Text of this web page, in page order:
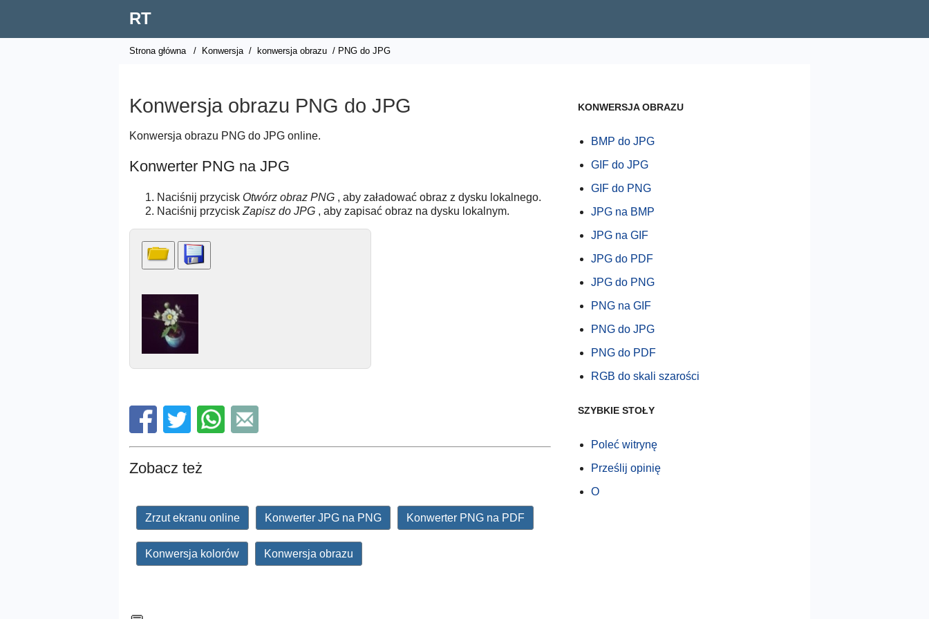
RT
Strona główna / Konwersja / konwersja obrazu / PNG do JPG
Konwersja obrazu PNG do JPG
Konwersja obrazu PNG do JPG online.
Konwerter PNG na JPG
Naciśnij przycisk Otwórz obraz PNG , aby załadować obraz z dysku lokalnego.
Naciśnij przycisk Zapisz do JPG , aby zapisać obraz na dysku lokalnym.
Zobacz też
Zrzut ekranu online Konwerter JPG na PNG Konwerter PNG na PDF
Konwersja kolorów Konwersja obrazu
KONWERSJA OBRAZU
BMP do JPG
GIF do JPG
GIF do PNG
JPG na BMP
JPG na GIF
JPG do PDF
JPG do PNG
PNG na GIF
PNG do JPG
PNG do PDF
RGB do skali szarości
SZYBKIE STOŁY
Poleć witrynę
Prześlij opinię
O